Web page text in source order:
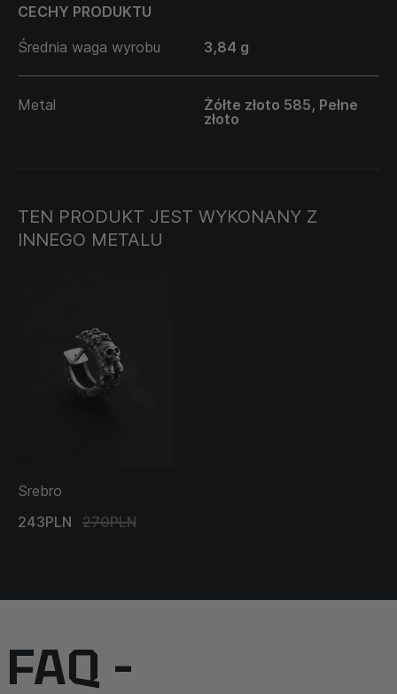
CECHY PRODUKTU
Średnia waga wyrobu
3,84 g
Metal
Żółte złoto 585, Pełne
złoto
TEN PRODUKT JEST WYKONANY Z
INNEGO METALU
Srebro
243PLN
270PLN
FAQ –